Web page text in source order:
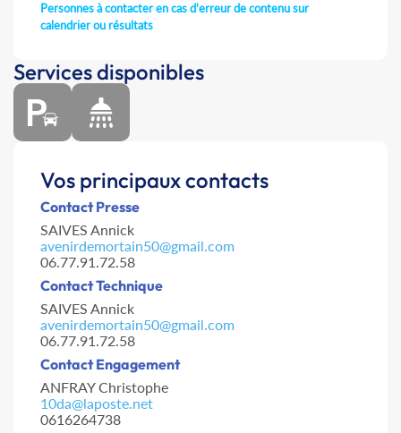
Personnes à contacter en cas d'erreur de contenu sur
calendrier ou résultats
Services disponibles
Vos principaux contacts
Contact Presse
SAIVES Annick
avenirdemortain50@gmail.com
06.77.91.72.58
Contact Technique
SAIVES Annick
avenirdemortain50@gmail.com
06.77.91.72.58
Contact Engagement
ANFRAY Christophe
10da@laposte.net
0616264738